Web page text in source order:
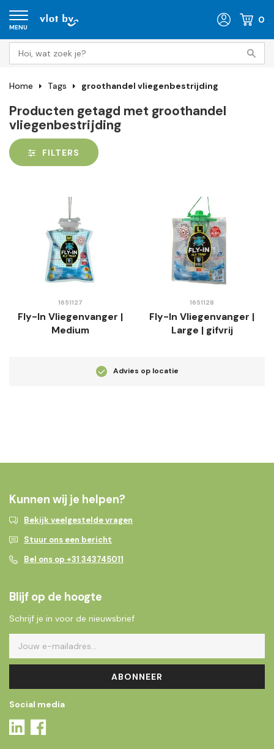
MENU
0
Home Tags groothandel vliegenbestrijding
Producten getagd met groothandel
vliegenbestrijding
FILTERS
1651127
Fly-In Vliegenvanger |
Medium
1651128
Fly-In Vliegenvanger |
Large | gifvrij
Advies op locatie
Kunnen wij je helpen?
Bekijk veelgestelde vragen
Stuur ons een bericht
Bel ons op +31 343745011
Blijf op de hoogte
Schrijf je in voor de nieuwsbrief
ABONNEER
Social media